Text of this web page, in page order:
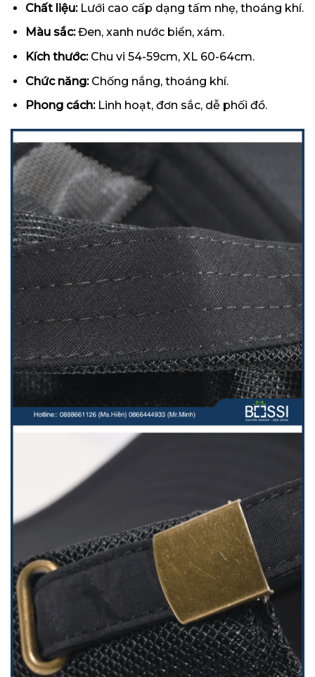
Chất liệu:Lưới cao cấp dạng tấm nhẹ, thoáng khí.
Màu sắc:Đen, xanh nước biển, xám.
Kích thước:Chu vi 54-59cm, XL 60-64cm.
Chức năng:Chống nắng, thoáng khí.
Phong cách:Linh hoạt, đơn sắc, dễ phối đồ.